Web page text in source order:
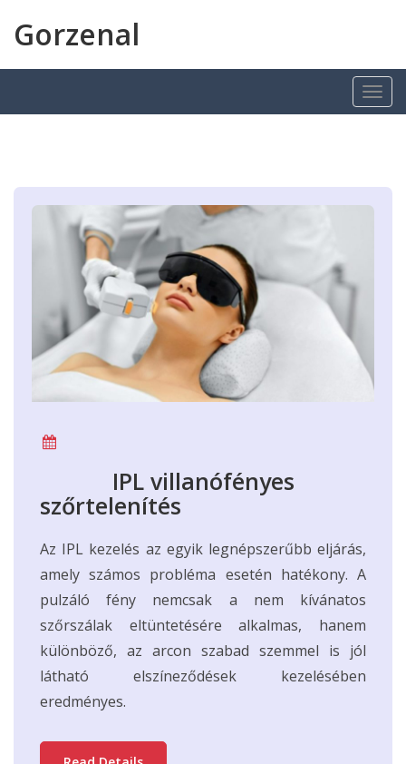
Gorzenal
IPL villanófényes
szőrtelenítés
Az IPL kezelés az egyik legnépszerűbb eljárás,
amely számos probléma esetén hatékony. A
pulzáló fény nemcsak a nem kívánatos
szőrszálak eltüntetésére alkalmas, hanem
különböző, az arcon szabad szemmel is jól
látható elszíneződések kezelésében
eredményes.